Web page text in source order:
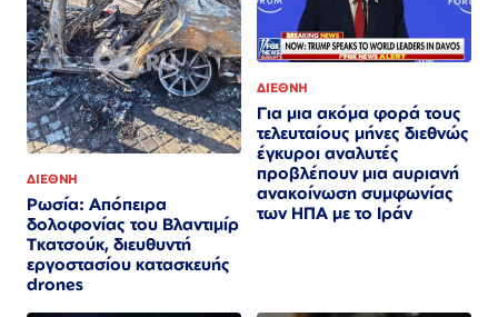
ΔΙΕΘΝΗ
Ρωσία: Απόπειρα
δολοφονίας του Βλαντιμίρ
Τκατσούκ, διευθυντή
εργοστασίου κατασκευής
drones
ΔΙΕΘΝΗ
Για μια ακόμα φορά τους
τελευταίους μήνες διεθνώς
έγκυροι αναλυτές
προβλέπουν μια αυριανή
ανακοίνωση συμφωνίας
των ΗΠΑ με το Ιράν